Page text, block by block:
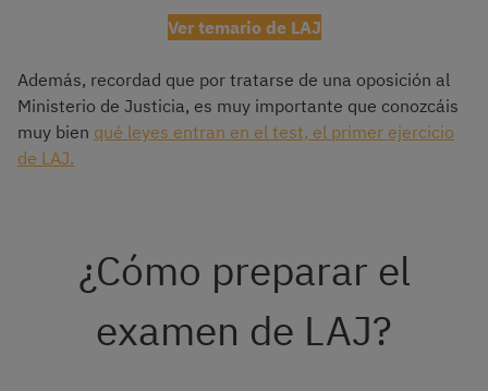
Ver temario de LAJ
Además, recordad que por tratarse de una oposición al
Ministerio de Justicia, es muy importante que conozcáis
muy bien qué leyes entran en el test, el primer ejercicio
de LAJ.
¿Cómo preparar el
examen de LAJ?